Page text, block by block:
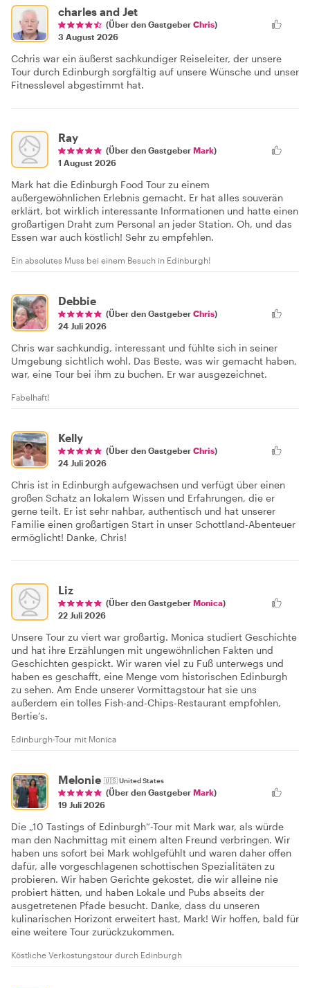
charles and Jet
(Über den Gastgeber Chris)
3 August 2026
Cchris war ein äußerst sachkundiger Reiseleiter, der unsere
Tour durch Edinburgh sorgfältig auf unsere Wünsche und unser
Fitnesslevel abgestimmt hat.
Ray
(Über den Gastgeber Mark)
1 August 2026
Mark hat die Edinburgh Food Tour zu einem
außergewöhnlichen Erlebnis gemacht. Er hat alles souverän
erklärt, bot wirklich interessante Informationen und hatte einen
großartigen Draht zum Personal an jeder Station. Oh, und das
Essen war auch köstlich! Sehr zu empfehlen.
Ein absolutes Muss bei einem Besuch in Edinburgh!
Debbie
(Über den Gastgeber Chris)
24 Juli 2026
Chris war sachkundig, interessant und fühlte sich in seiner
Umgebung sichtlich wohl. Das Beste, was wir gemacht haben,
war, eine Tour bei ihm zu buchen. Er war ausgezeichnet.
Fabelhaft!
Kelly
(Über den Gastgeber Chris)
24 Juli 2026
Chris ist in Edinburgh aufgewachsen und verfügt über einen
großen Schatz an lokalem Wissen und Erfahrungen, die er
gerne teilt. Er ist sehr nahbar, authentisch und hat unserer
Familie einen großartigen Start in unser Schottland-Abenteuer
ermöglicht! Danke, Chris!
Liz
(Über den Gastgeber Monica)
22 Juli 2026
Unsere Tour zu viert war großartig. Monica studiert Geschichte
und hat ihre Erzählungen mit ungewöhnlichen Fakten und
Geschichten gespickt. Wir waren viel zu Fuß unterwegs und
haben es geschafft, eine Menge vom historischen Edinburgh
zu sehen. Am Ende unserer Vormittagstour hat sie uns
außerdem ein tolles Fish-and-Chips-Restaurant empfohlen,
Bertie’s.
Edinburgh-Tour mit Monica
Melonie 🇺🇸United States
(Über den Gastgeber Mark)
19 Juli 2026
Die „10 Tastings of Edinburgh“-Tour mit Mark war, als würde
man den Nachmittag mit einem alten Freund verbringen. Wir
haben uns sofort bei Mark wohlgefühlt und waren daher offen
dafür, alle vorgeschlagenen schottischen Spezialitäten zu
probieren. Wir haben Gerichte gekostet, die wir alleine nie
probiert hätten, und haben Lokale und Pubs abseits der
ausgetretenen Pfade besucht. Danke, dass du unseren
kulinarischen Horizont erweitert hast, Mark! Wir hoffen, bald für
eine weitere Tour zurückzukommen.
Köstliche Verkostungstour durch Edinburgh